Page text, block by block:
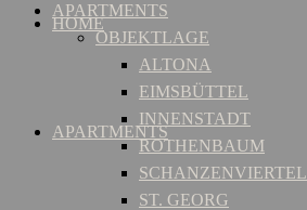
HOME
APARTMENTS
APARTMENTS
OBJEKTLAGE
ALTONA
EIMSBÜTTEL
INNENSTADT
ROTHENBAUM
SCHANZENVIERTEL
ST. GEORG